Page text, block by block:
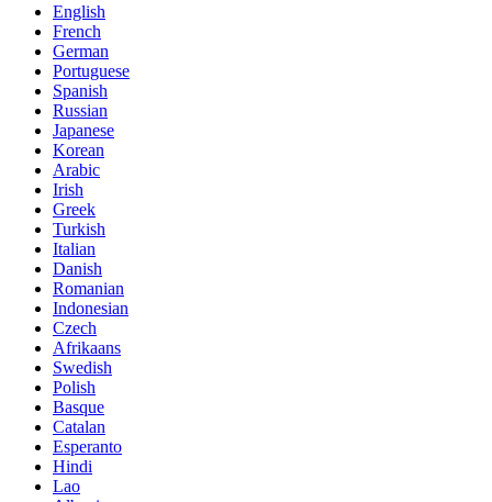
English
French
German
Portuguese
Spanish
Russian
Japanese
Korean
Arabic
Irish
Greek
Turkish
Italian
Danish
Romanian
Indonesian
Czech
Afrikaans
Swedish
Polish
Basque
Catalan
Esperanto
Hindi
Lao